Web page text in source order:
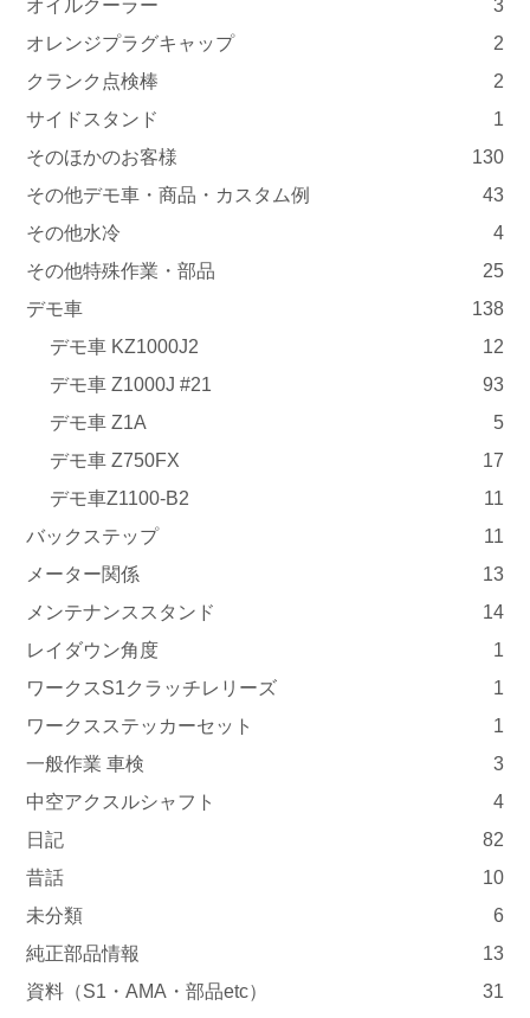
オイルクーラー
3
オレンジプラグキャップ
2
クランク点検棒
2
サイドスタンド
1
そのほかのお客様
130
その他デモ車・商品・カスタム例
43
その他水冷
4
その他特殊作業・部品
25
デモ車
138
デモ車 KZ1000J2
12
デモ車 Z1000J #21
93
デモ車 Z1A
5
デモ車 Z750FX
17
デモ車Z1100-B2
11
バックステップ
11
メーター関係
13
メンテナンススタンド
14
レイダウン角度
1
ワークスS1クラッチレリーズ
1
ワークスステッカーセット
1
一般作業 車検
3
中空アクスルシャフト
4
日記
82
昔話
10
未分類
6
純正部品情報
13
資料（S1・AMA・部品etc）
31